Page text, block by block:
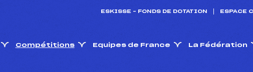
ESKISSE – FONDS DE DOTATION ESPACE
Compétitions Equipes de France La Fédération